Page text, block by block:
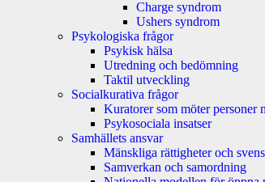
Charge syndrom
Ushers syndrom
Psykologiska frågor
Psykisk hälsa
Utredning och bedömning
Taktil utveckling
Socialkurativa frågor
Kuratorer som möter personer
Psykosociala insatser
Samhällets ansvar
Mänskliga rättigheter och
Samverkan och samordning